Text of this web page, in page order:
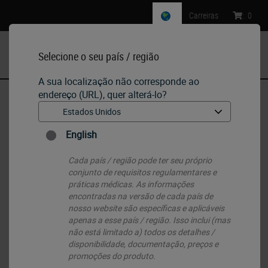
Selecione o seu país / região
A sua localização não corresponde ao
endereço (URL), quer alterá-lo?
English
Cada país / região pode ter seu próprio
conjunto de requisitos regulamentares e
práticas médicas. As informações
encontradas na versão de cada país de
nosso website são específicas e aplicáveis ​​
apenas a esse país / região. Isso inclui (mas
não está limitado a) todos os detalhes /
disponibilidade, documentação, preços e
promoções do produto.
Carreiras : 0
IHC & ISH • Ancillaries & Consumables
Ancillaries & Consumables